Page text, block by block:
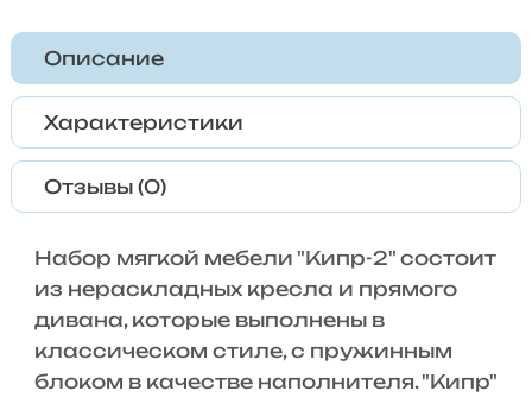
Описание
Характеристики
Отзывы (0)
Набор мягкой мебели "Кипр-2" состоит
из нераскладных кресла и прямого
дивана, которые выполнены в
классическом стиле, с пружинным
блоком в качестве наполнителя. "Кипр"